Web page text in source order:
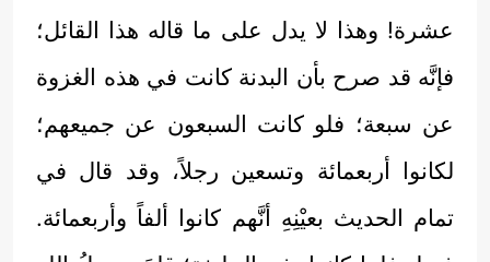
عشرة! وهذا لا يدل على ما قاله هذا القائل؛
فإنَّه قد صرح بأن البدنة كانت في هذه الغزوة
عن سبعة؛ فلو كانت السبعون عن جميعهم؛
لكانوا أربعمائة وتسعين رجلاً، وقد قال في
تمام الحديث بعيْنِهِ أنَّهم كانوا ألفاً وأربعمائة.